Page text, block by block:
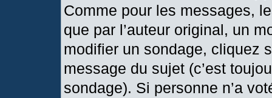
Comme pour les messages,
que par l’auteur original, un
modifier un sondage, cliquez
message du sujet (c’est
sondage). Si personne n’a